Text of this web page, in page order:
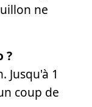
ne
?
Jusqu'à 1
coup de